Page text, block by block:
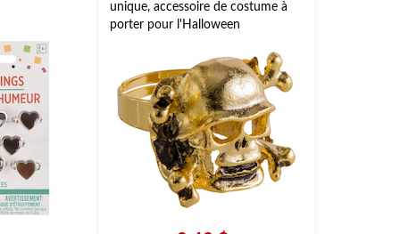
unique, accessoire de costume à
porter pour l'Halloween